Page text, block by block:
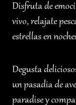
Disfruta de
vivo, relajate
estrellas en
Degusta
un pasadia de
paradise y